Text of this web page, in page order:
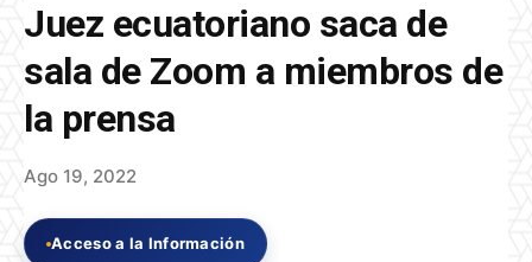
Juez ecuatoriano saca de
sala de Zoom a miembros de
la prensa
Ago 19, 2022
Acceso a la Información